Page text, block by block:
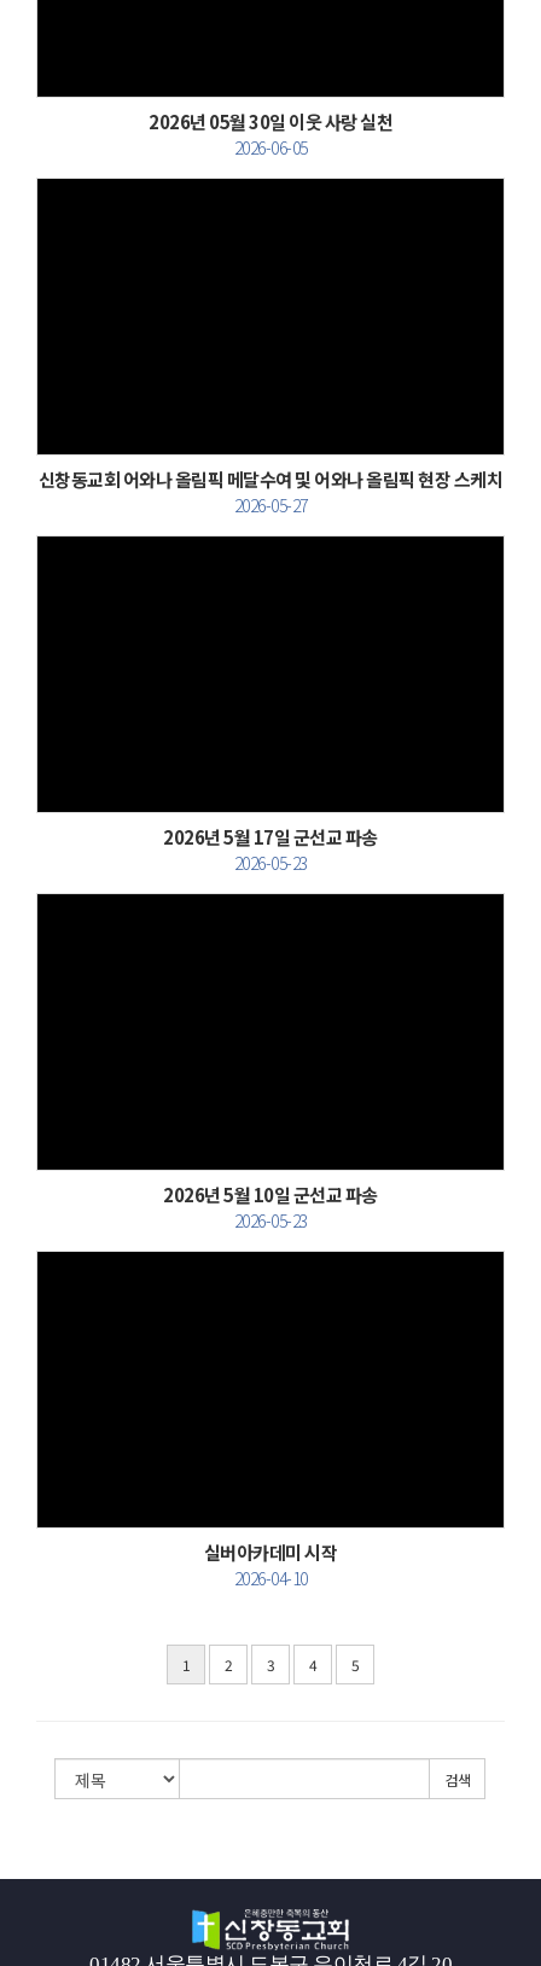
2026년 05월 30일 이웃 사랑 실천
2026-06-05
신창동교회 어와나 올림픽 메달수여 및 어와나 올림픽 현장 스케치
2026-05-27
2026년 5월 17일 군선교 파송
2026-05-23
2026년 5월 10일 군선교 파송
2026-05-23
실버아카데미 시작
2026-04-10
1 2 3 4 5
검색